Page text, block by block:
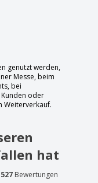
genutzt werden,
Messe, beim
bei
oder
Weiterverkauf.
hat
Bewertungen